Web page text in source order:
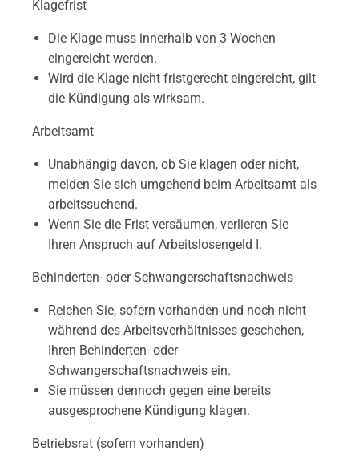
Klagefrist
Die Klage muss innerhalb von 3 Wochen
eingereicht werden.
Wird die Klage nicht fristgerecht eingereicht, gilt
die Kündigung als wirksam.
Arbeitsamt
Unabhängig davon, ob Sie klagen oder nicht,
melden Sie sich umgehend beim Arbeitsamt als
arbeitssuchend.
Wenn Sie die Frist versäumen, verlieren Sie
Ihren Anspruch auf Arbeitslosengeld I.
Behinderten- oder Schwangerschaftsnachweis
Reichen Sie, sofern vorhanden und noch nicht
während des Arbeitsverhältnisses geschehen,
Ihren Behinderten- oder
Schwangerschaftsnachweis ein.
Sie müssen dennoch gegen eine bereits
ausgesprochene Kündigung klagen.
Betriebsrat (sofern vorhanden)